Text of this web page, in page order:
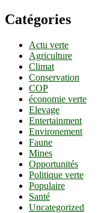
Catégories
Actu verte
Agriculture
Climat
Conservation
COP
économie verte
Elevage
Entertainment
Environement
Faune
Mines
Opportunités
Politique verte
Populaire
Santé
Uncategorized